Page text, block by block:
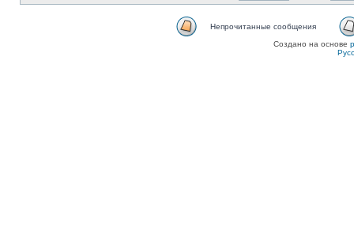
Непрочитанные сообщения
Создано на основе